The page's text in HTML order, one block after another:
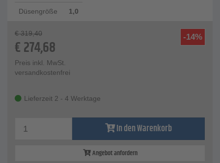
Düsengröße 1,0
-14%
€ 319,40
€274,68
Preis inkl. MwSt.
versandkostenfrei
Lieferzeit 2 - 4 Werktage
In den Warenkorb
Angebot anfordern